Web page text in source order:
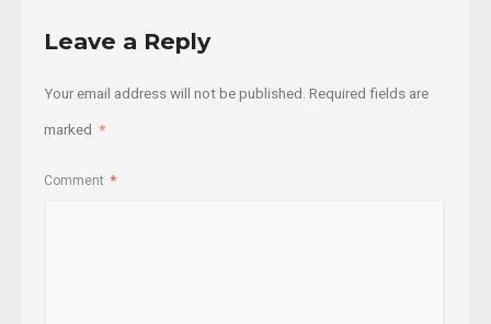
Leave a Reply
Your email address will not be published. Required fields are
marked *
Comment *